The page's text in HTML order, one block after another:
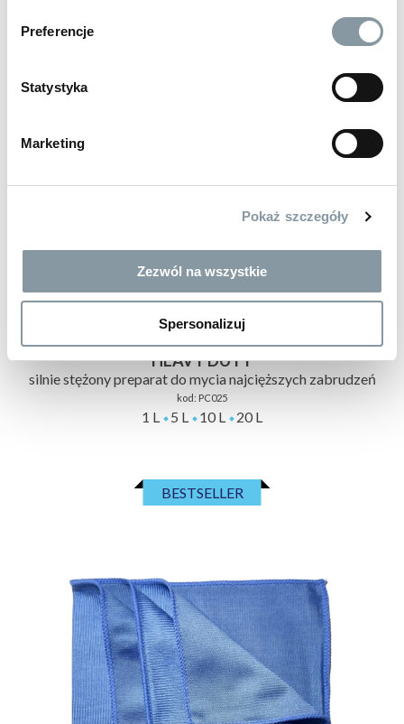
Preferencje
Statystyka
Marketing
Pokaż szczegóły
Zezwól na wszystkie
Spersonalizuj
30 zł
HEAVY DUTY
silnie stężony preparat do mycia najcięższych zabrudzeń
kod: PC025
1 L 5 L 10 L 20 L
BESTSELLER